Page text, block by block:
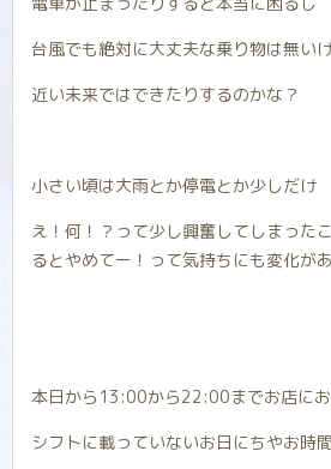
台風でも絶対に大丈夫な乗り物は無い
近い未来ではできたりするのかな？
小さい頃は大雨とか停電とか少しだけ
え！何！？って少し興奮してしまった
るとやめてー！って気持ちにも変化が
本日から13:00から22:00までお店にお
シフトに載っていないお日にちやお時